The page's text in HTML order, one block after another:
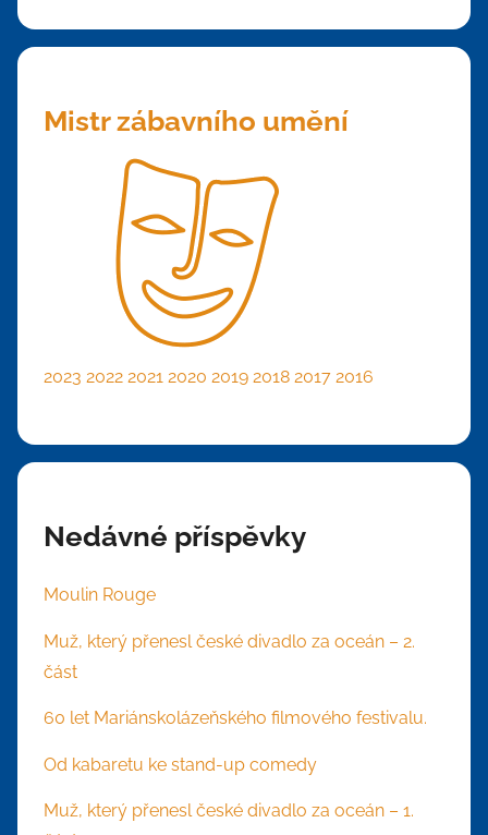
Mistr zábavního umění
2023 2022 2021 2020 2019 2018 2017 2016
Nedávné příspěvky
Moulin Rouge
Muž, který přenesl české divadlo za oceán – 2.
část
60 let Mariánskolázeňského filmového festivalu.
Od kabaretu ke stand-up comedy
Muž, který přenesl české divadlo za oceán – 1.